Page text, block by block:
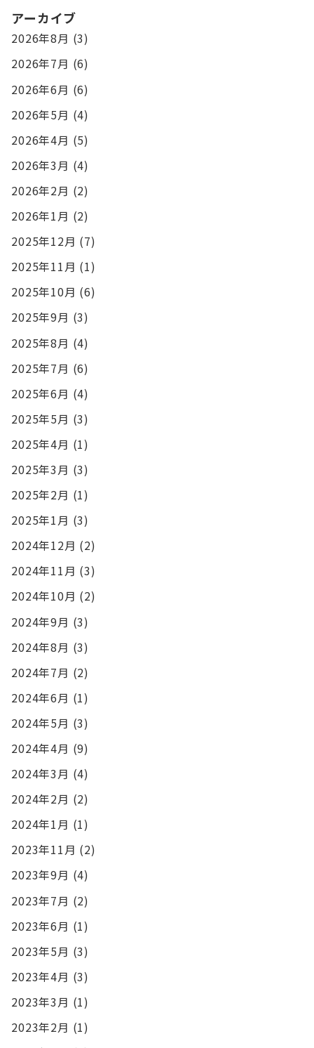
アーカイブ
2026年8月 (3)
2026年7月 (6)
2026年6月 (6)
2026年5月 (4)
2026年4月 (5)
2026年3月 (4)
2026年2月 (2)
2026年1月 (2)
2025年12月 (7)
2025年11月 (1)
2025年10月 (6)
2025年9月 (3)
2025年8月 (4)
2025年7月 (6)
2025年6月 (4)
2025年5月 (3)
2025年4月 (1)
2025年3月 (3)
2025年2月 (1)
2025年1月 (3)
2024年12月 (2)
2024年11月 (3)
2024年10月 (2)
2024年9月 (3)
2024年8月 (3)
2024年7月 (2)
2024年6月 (1)
2024年5月 (3)
2024年4月 (9)
2024年3月 (4)
2024年2月 (2)
2024年1月 (1)
2023年11月 (2)
2023年9月 (4)
2023年7月 (2)
2023年6月 (1)
2023年5月 (3)
2023年4月 (3)
2023年3月 (1)
2023年2月 (1)